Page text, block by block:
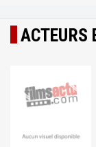
ACTEURS